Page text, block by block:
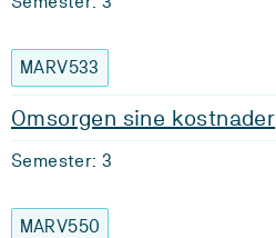
MARV533
Omsorgen sine kostnader
Semester: 3
MARV550